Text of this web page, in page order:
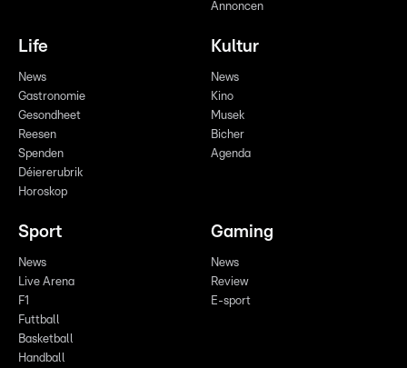
Annoncen
Life
News
Gastronomie
Gesondheet
Reesen
Spenden
Déiererubrik
Horoskop
Kultur
News
Kino
Musek
Bicher
Agenda
Sport
News
Live Arena
F1
Futtball
Basketball
Handball
Gaming
News
Review
E-sport